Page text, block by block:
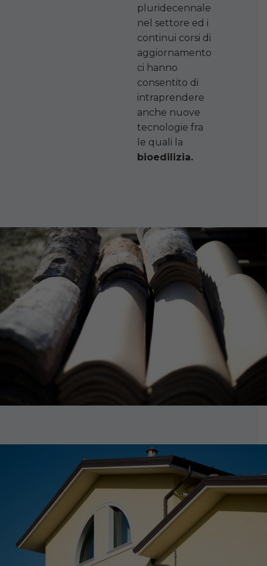
pluridecennale
nel settore ed i
continui corsi di
aggiornamento
ci hanno
consentito di
intraprendere
anche nuove
tecnologie fra
le quali la
bioedilizia.